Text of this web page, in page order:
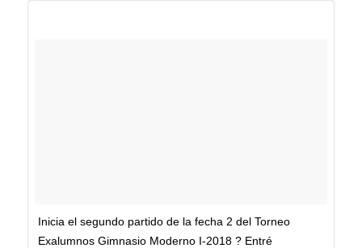
Inicia el segundo partido de la fecha 2 del Torneo
Exalumnos Gimnasio Moderno I-2018 ? Entré